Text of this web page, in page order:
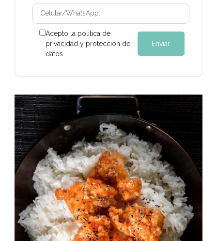
Acepto la política de
privacidad y protección de
datos